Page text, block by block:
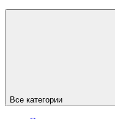
Все категории